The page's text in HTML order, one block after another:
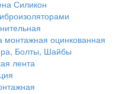
Силикон
оцинкованная
Болты, Шайбы
лента